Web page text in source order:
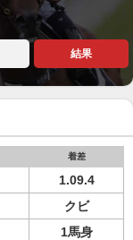
結果
着差
1.09.4
クビ
1馬身